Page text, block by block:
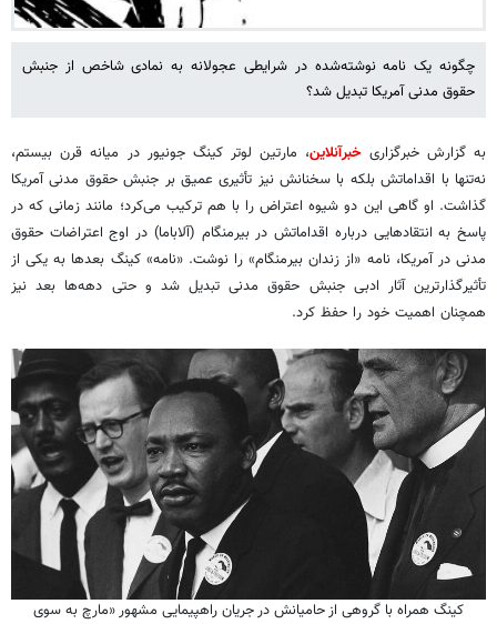
چگونه یک نامه نوشته‌شده در شرایطی عجولانه به نمادی شاخص از جنبش
حقوق مدنی آمریکا تبدیل شد؟
به گزارش خبرگزاریخبرآنلاین، مارتین لوتر کینگ جونیور در میانه قرن بیستم،
نه‌تنها با اقداماتش بلکه با سخنانش نیز تأثیری عمیق بر جنبش حقوق مدنی آمریکا
گذاشت. او گاهی این دو شیوه اعتراض را با هم ترکیب می‌کرد؛ مانند زمانی که در
پاسخ به انتقادهایی درباره اقداماتش در بیرمنگام (آلاباما) در اوج اعتراضات حقوق
مدنی در آمریکا، نامه «از زندان بیرمنگام» را نوشت. «نامه» کینگ بعدها به یکی از
تأثیرگذارترین آثار ادبی جنبش حقوق مدنی تبدیل شد و حتی دهه‌ها بعد نیز
همچنان اهمیت خود را حفظ کرد.
کینگ همراه با گروهی از حامیانش در جریان راهپیمایی مشهور «مارچ به سوی